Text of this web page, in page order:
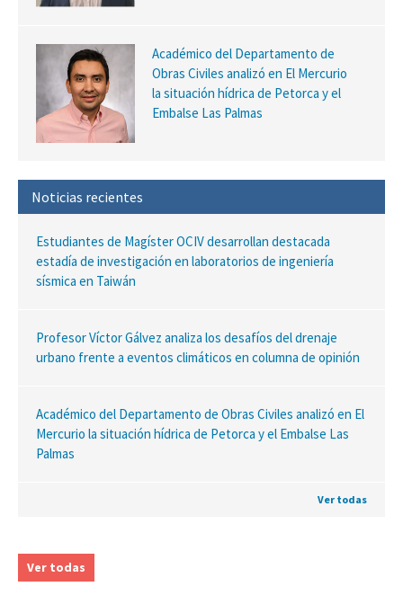
Académico del Departamento de
Obras Civiles analizó en El Mercurio
la situación hídrica de Petorca y el
Embalse Las Palmas
Noticias recientes
Estudiantes de Magíster OCIV desarrollan destacada
estadía de investigación en laboratorios de ingeniería
sísmica en Taiwán
Profesor Víctor Gálvez analiza los desafíos del drenaje
urbano frente a eventos climáticos en columna de opinión
Académico del Departamento de Obras Civiles analizó en El
Mercurio la situación hídrica de Petorca y el Embalse Las
Palmas
Ver todas
Ver todas